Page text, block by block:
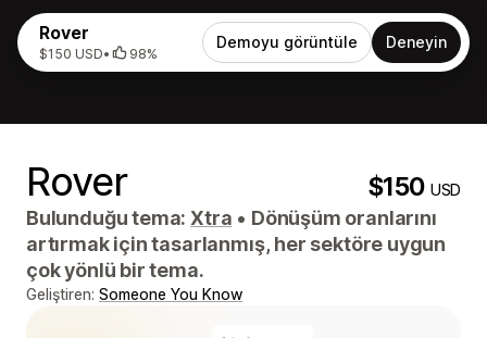
Rover
$150 USD• 98%
Demoyu görüntüle Deneyin
Rover $150USD
Bulunduğu tema:Xtra • Dönüşüm oranlarını
artırmak için tasarlanmış, her sektöre uygun
çok yönlü bir tema.
Geliştiren: Someone You Know